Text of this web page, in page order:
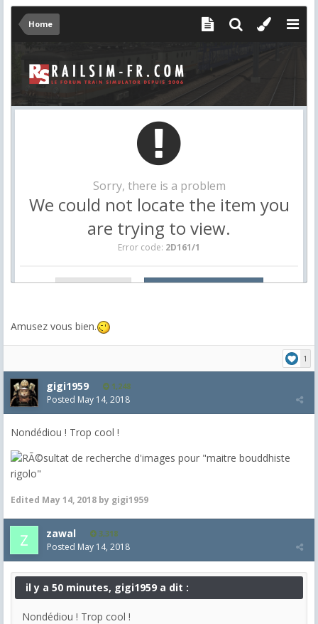
Amusez vous bien.
1
gigi1959 1,248
Posted May 14, 2018
Nondédiou ! Trop cool !
Edited May 14, 2018 by gigi1959
zawal 3,318
Posted May 14, 2018
il y a 50 minutes, gigi1959 a dit :
Nondédiou ! Trop cool !